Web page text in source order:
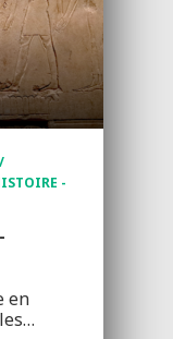
-
en